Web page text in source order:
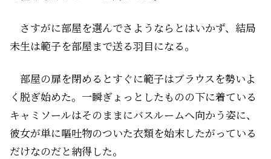
さすがに部屋を選んでさようならとはいかず、結局
未生は範子を部屋まで送る羽目になる。
部屋の扉を閉めるとすぐに範子はブラウスを勢いよ
く脱ぎ始めた。一瞬ぎょっとしたものの下に着ている
キャミソールはそのままにバスルームへ向かう姿に、
彼女が単に嘔吐物のついた衣類を始末したがっている
だけなのだと納得した。